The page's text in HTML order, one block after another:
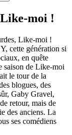
Like-moi !
Like-moi !
cette génération si
en quête
saison de Like-moi
le tour de la
blogues, des
Gaby Gravel,
retour, mais de
des anciens. La
ses comédiens